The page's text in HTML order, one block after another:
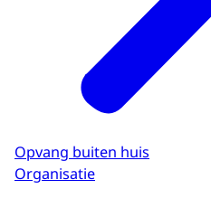
Opvang buiten huis
Organisatie